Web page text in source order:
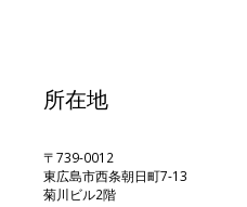
所在地
〒739-0012
東広島市西条朝日町7-13
菊川ビル2階